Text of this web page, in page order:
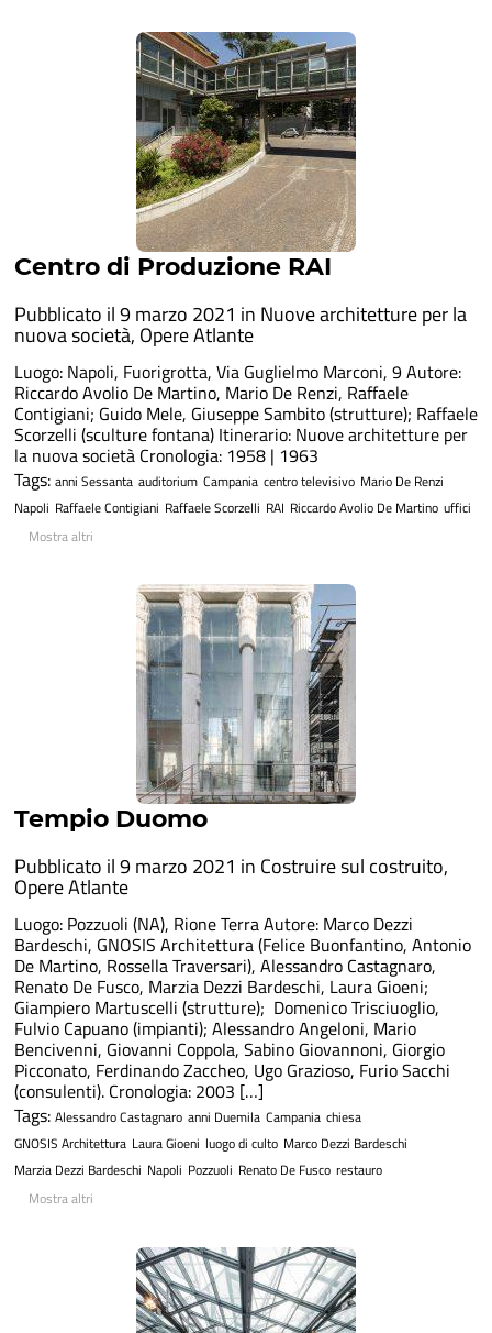
Centro di Produzione RAI
Pubblicato il 9 marzo 2021 in Nuove architetture per la
nuova società, Opere Atlante
Luogo: Napoli, Fuorigrotta, Via Guglielmo Marconi, 9 Autore:
Riccardo Avolio De Martino, Mario De Renzi, Raffaele
Contigiani; Guido Mele, Giuseppe Sambito (strutture); Raffaele
Scorzelli (sculture fontana) Itinerario: Nuove architetture per
la nuova società Cronologia: 1958 | 1963
Tags: anni Sessanta auditorium Campania centro televisivo Mario De Renzi
Napoli Raffaele Contigiani Raffaele Scorzelli RAI Riccardo Avolio De Martino uffici
Mostra altri
Tempio Duomo
Pubblicato il 9 marzo 2021 in Costruire sul costruito,
Opere Atlante
Luogo: Pozzuoli (NA), Rione Terra Autore: Marco Dezzi
Bardeschi, GNOSIS Architettura (Felice Buonfantino, Antonio
De Martino, Rossella Traversari), Alessandro Castagnaro,
Renato De Fusco, Marzia Dezzi Bardeschi, Laura Gioeni;
Giampiero Martuscelli (strutture); Domenico Trisciuoglio,
Fulvio Capuano (impianti); Alessandro Angeloni, Mario
Bencivenni, Giovanni Coppola, Sabino Giovannoni, Giorgio
Picconato, Ferdinando Zaccheo, Ugo Grazioso, Furio Sacchi
(consulenti). Cronologia: 2003 […]
Tags: Alessandro Castagnaro anni Duemila Campania chiesa
GNOSIS Architettura Laura Gioeni luogo di culto Marco Dezzi Bardeschi
Marzia Dezzi Bardeschi Napoli Pozzuoli Renato De Fusco restauro
Mostra altri